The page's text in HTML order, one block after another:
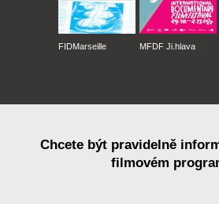
FIDMarseille MFDF Ji.hlava
Chcete být pravidelně
filmovém